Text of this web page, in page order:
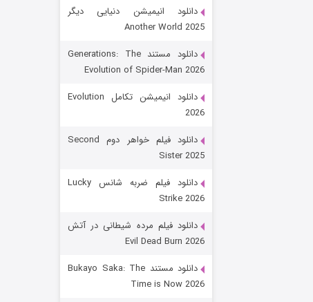
رویایی برای تو
قسمت15 (دوبله)
دانلود انیمیشن دنیایی دیگر
Another World 2025
دانلود مستند Generations: The
Evolution of Spider-Man 2026
دانلود انیمیشن تکامل Evolution
2026
دانلود فیلم خواهر دوم Second
Sister 2025
دانلود فیلم ضربه شانس Lucky
Strike 2026
دانلود فیلم مرده شیطانی در آتش
Evil Dead Burn 2026
دانلود مستند Bukayo Saka: The
Time is Now 2026